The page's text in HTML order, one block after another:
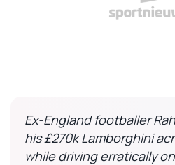
Ex-England footballer
his £270k Lamborghini
while driving erratically